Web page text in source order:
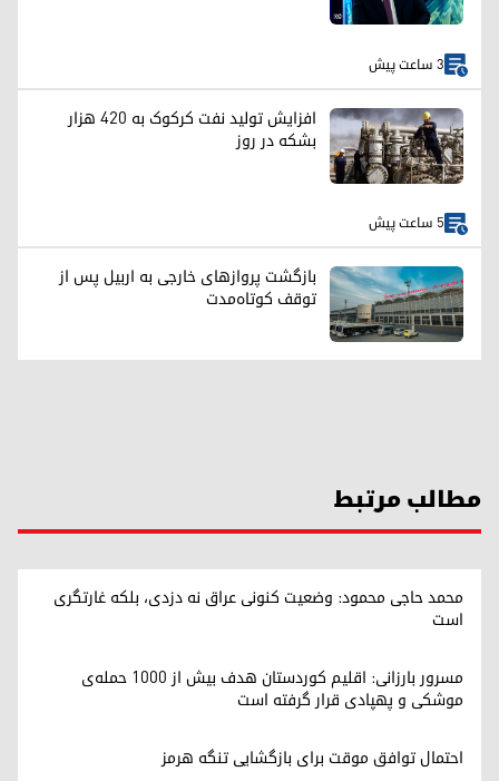
3 ساعت پیش
افزایش تولید نفت کرکوک به ۴۲۰ هزار
بشکه در روز
5 ساعت پیش
بازگشت پروازهای خارجی به اربیل پس از
توقف کوتاه‌مدت
مطالب مرتبط
محمد حاجی محمود: وضعیت کنونی عراق نه دزدی، بلکه غارتگری
است
مسرور بارزانی: اقلیم کوردستان هدف بیش از ۱۰۰۰ حمله‌ی
موشکی و پهپادی قرار گرفته است
احتمال توافق موقت برای بازگشایی تنگه هرمز